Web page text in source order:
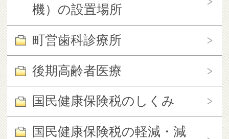
機）の設置場所
町営歯科診療所
後期高齢者医療
国民健康保険税のしくみ
国民健康保険税の軽減・減